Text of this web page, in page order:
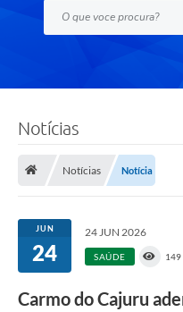
O que voce procura?
Notícias
Notícias Notícia
JUN
24
24 JUN 2026
SAÚDE
Carmo do Cajuru